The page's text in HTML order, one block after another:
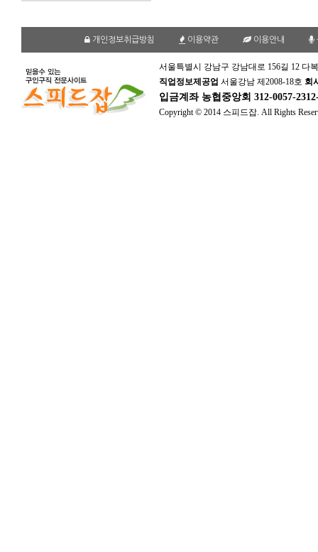
개인정보취급방침 이용약관 이용안내
서울특별시 강남구 강남대로 156길 12 다
직업정보제공업 서울강남 제2008-18호 회
입금계좌 농협중앙회 312-0057-
Copyright © 2014 스피드잡. All Rights